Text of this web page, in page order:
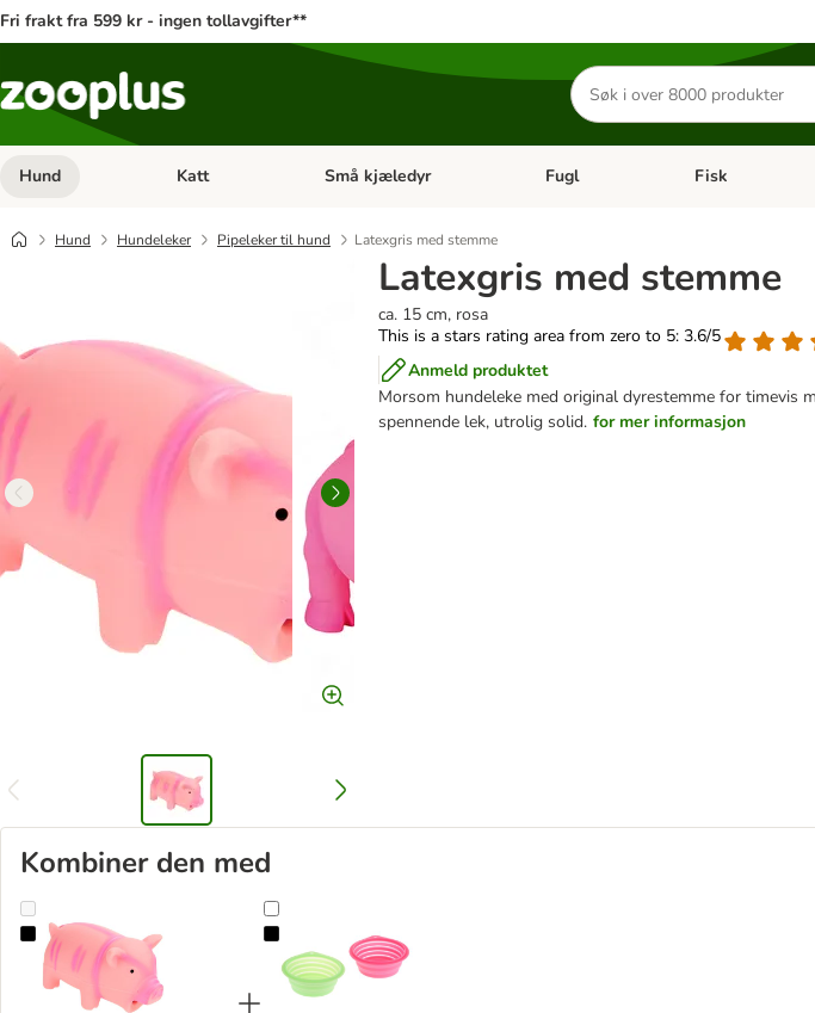
Fri frakt fra 599 kr - ingen tollavgifter**
Søk
etter
produkter
Hund Åpne kategorimeny: Hund
Katt Åpne kategorimeny: Katt
Små kjæledyr Åpne kategorimeny: Små kjæledyr
Fugl Åpne
Fisk
Hund Hundeleker Pipeleker til hund Latexgris med stemme
Latexgris med stemme
ca. 15 cm, rosa
This is a stars rating area from zero to 5: 3.6/5
Anmeld produktet
Morsom hundeleke med original dyrestemme for timevis
spennende lek, utrolig solid. for mer informasjon
Kombiner den med
Latexgris med stemme Reiseskål i silikon